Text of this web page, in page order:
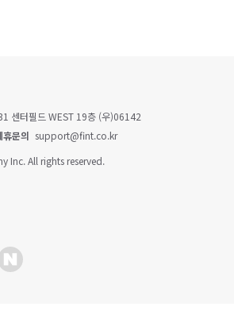
센터필드 WEST 19층 (우)06142
휴문의 support@fint.co.kr
Inc. All rights reserved.